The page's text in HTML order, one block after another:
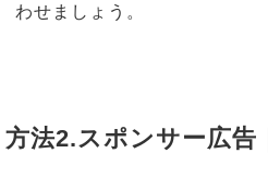
わせましょう。
方法2.スポンサー広